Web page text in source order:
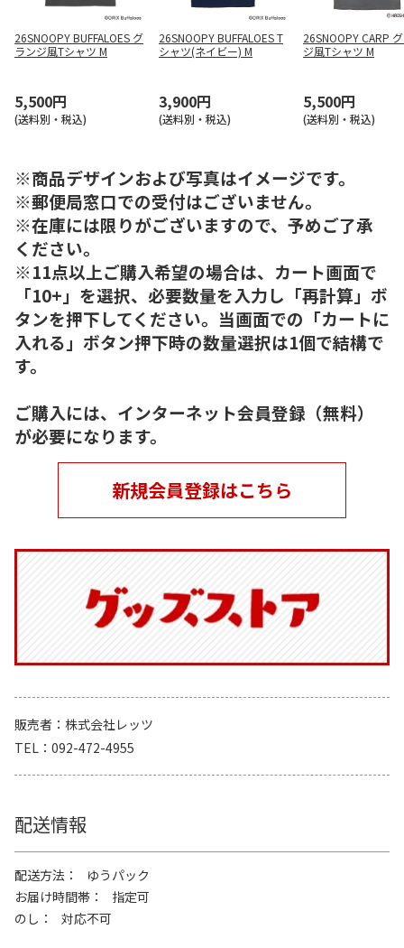
26SNOOPY BUFFALOES グ
ランジ風Tシャツ M
5,500円
(送料別・税込)
26SNOOPY BUFFALOES T
シャツ(ネイビー) M
3,900円
(送料別・税込)
26SNOOPY CARP
ジ風Tシャツ M
5,500円
(送料別・税込)
※商品デザインおよび写真はイメージです。
※郵便局窓口での受付はございません。
※在庫には限りがございますので、予めご了承
ください。
※11点以上ご購入希望の場合は、カート画面で
「10+」を選択、必要数量を入力し「再計算」ボ
タンを押下してください。当画面での「カートに
入れる」ボタン押下時の数量選択は1個で結構で
す。
ご購入には、インターネット会員登録（無料）
が必要になります。
新規会員登録はこちら
販売者
株式会社レッツ
TEL
092-472-4955
配送情報
配送方法
ゆうパック
お届け時間帯
指定可
のし
対応不可